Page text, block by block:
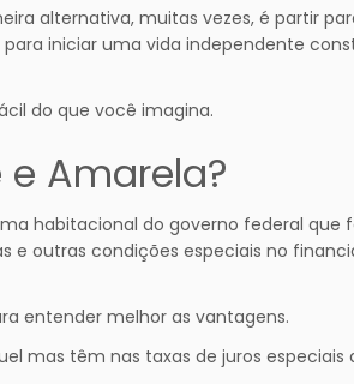
alternativa, muitas vezes, é partir
para iniciar uma vida independente
do que você imagina.
Amarela?
habitacional do governo federal que
e outras condições especiais no
entender melhor as vantagens.
mas têm nas taxas de juros especiais